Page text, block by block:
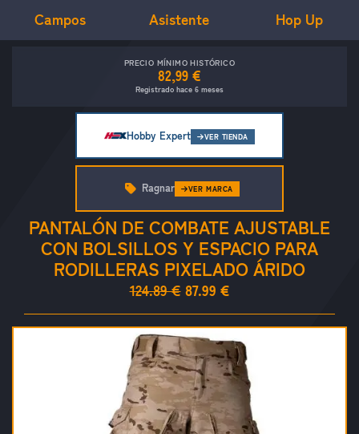
Campos Asistente Hop Up
PRECIO MÍNIMO HISTÓRICO
82,99 €
Registrado hace 6 meses
Hobby Expert VER TIENDA
PANTALÓN DE COMBATE AJUSTABLE
CON BOLSILLOS Y ESPACIO PARA
RODILLERAS PIXELADO ÁRIDO
124.89 € 87.99 €
Ragnar VER MARCA